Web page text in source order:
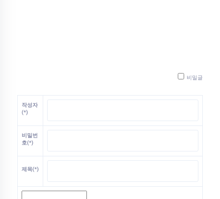
비밀글
작성자
(*)
비밀번
호(*)
제목(*)